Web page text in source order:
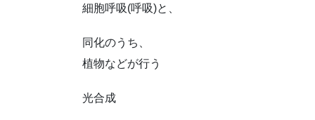
細胞呼吸(呼吸)と、
同化のうち、
植物などが行う
光合成